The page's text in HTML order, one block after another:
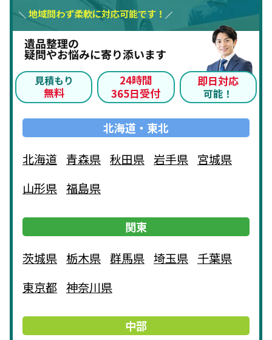
地域問わず柔軟に対応可能です！
遺品整理の
疑問やお悩みに寄り添います
見積もり
無料
24時間
365日受付
即日対応
可能！
北海道・東北
北海道 青森県 秋田県 岩手県 宮城県
山形県 福島県
関東
茨城県 栃木県 群馬県 埼玉県 千葉県
東京都 神奈川県
中部